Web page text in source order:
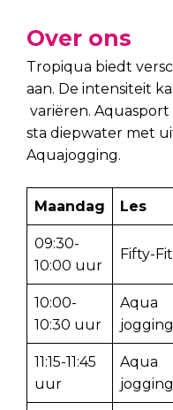
Over ons
Tropiqua biedt
aan. De intensiteit
variëren.
sta diepwater met
Aquajogging.
Maandag Les
09:30-
10:00 uur
Fifty-
10:00-
10:30 uur
Aqua
jogging
11:15-11:45
uur
Aqua
jogging